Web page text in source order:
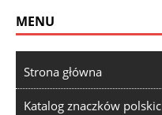
MENU
Strona główna
Katalog znaczków